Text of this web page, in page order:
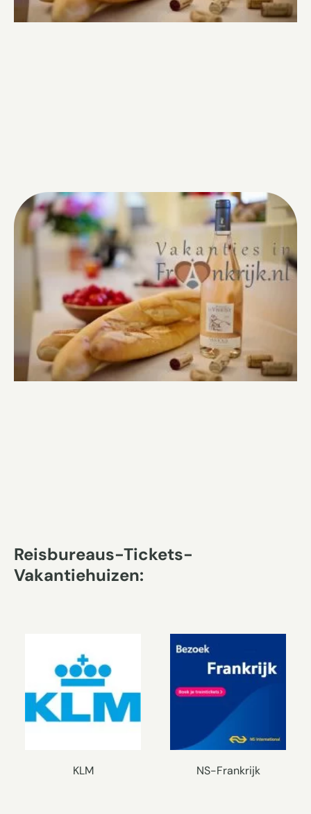
Reisbureaus-Tickets-
Vakantiehuizen:
KLM NS-Frankrijk